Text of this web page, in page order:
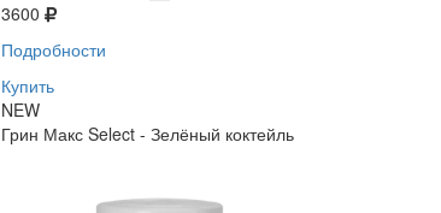
3600
Подробности
Купить
NEW
Грин Макс Select - Зелёный коктейль